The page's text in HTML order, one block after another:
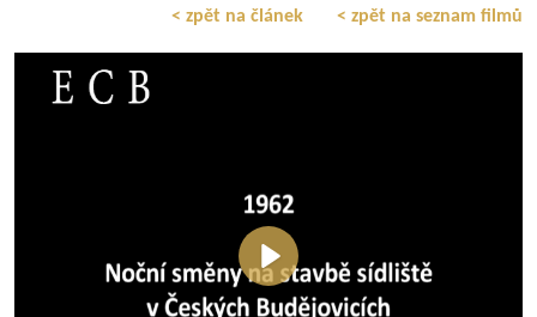
< zpět na článek < zpět na seznam filmů
Přehrát